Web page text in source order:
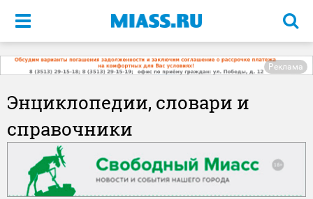
Меню
Реклама
Энциклопедии, словари и
справочники